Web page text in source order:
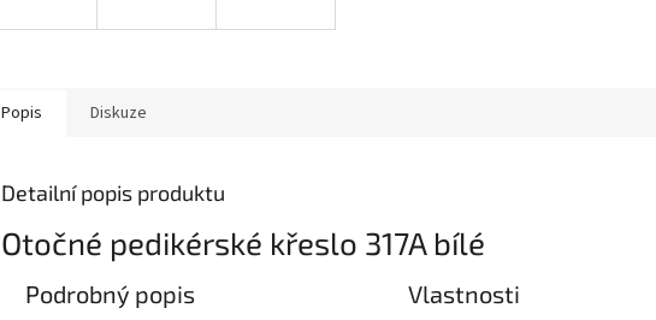
Popis Diskuze
Detailní popis produktu
Otočné pedikérské křeslo 317A bílé
Podrobný popis Vlastnosti